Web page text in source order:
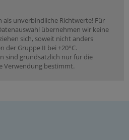
als unverbindliche Richtwerte! Für
übernehmen wir keine
sich, soweit nicht anders
der Gruppe II bei +20°C.
sind grundsätzlich nur für die
Verwendung bestimmt.